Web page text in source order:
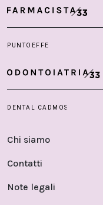
Chi siamo
Contatti
Note legali